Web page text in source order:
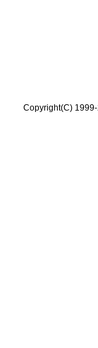
Copyright(C)